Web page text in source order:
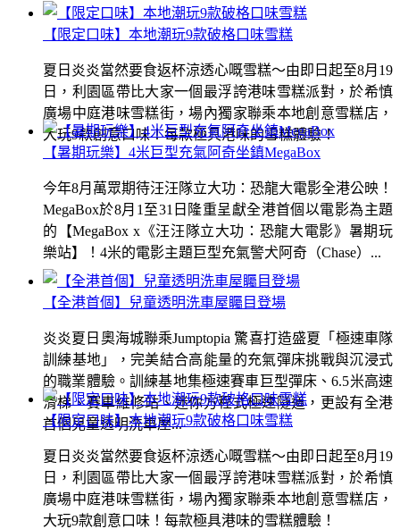
【限定口味】本地潮玩9款破格口味雪糕
夏日炎炎當然要食返杯涼透心嘅雪糕～由即日起至8月19
日，利園區帶比大家一個最浮誇港味雪糕派對，於希慎
廣場中庭港味雪糕街，場內獨家聯乘本地創意雪糕店，
大玩9款創意口味！每款極具港味的雪糕體驗！
【全港首個】兒童透明洗車屋矚目登場
炎炎夏日奧海城聯乘Jumptopia 驚喜打造盛夏「極速車隊
訓練基地」，完美結合高能量的充氣彈床挑戰與沉浸式
的職業體驗。訓練基地集極速賽車巨型彈床、6.5米高速
滑梯、賽車維修站、迷你方程式極速隧道，更設有全港
首個兒童透明洗車屋...
【暑期玩樂】4米巨型充氣阿奇坐鎮MegaBox
今年8月萬眾期待汪汪隊立大功：恐龍大電影全港公映！
MegaBox於8月1至31日隆重呈獻全港首個以電影為主題
的【MegaBox x《汪汪隊立大功：恐龍大電影》暑期玩
樂站】！4米的電影主題巨型充氣警犬阿奇（Chase）...
【限定口味】本地潮玩9款破格口味雪糕
夏日炎炎當然要食返杯涼透心嘅雪糕～由即日起至8月19
日，利園區帶比大家一個最浮誇港味雪糕派對，於希慎
廣場中庭港味雪糕街，場內獨家聯乘本地創意雪糕店，
大玩9款創意口味！每款極具港味的雪糕體驗！